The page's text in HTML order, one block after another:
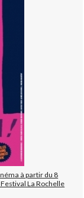
à partir du 8
La Rochelle